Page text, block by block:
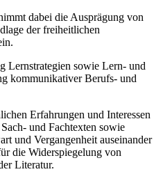
dabei die Ausprägung von
der freiheitlichen
Lernstrategien sowie Lern- und
kommunikativer Berufs- und
Erfahrungen und Interessen
und Fachtexten sowie
und Vergangenheit auseinander
die Widerspiegelung von
Literatur.